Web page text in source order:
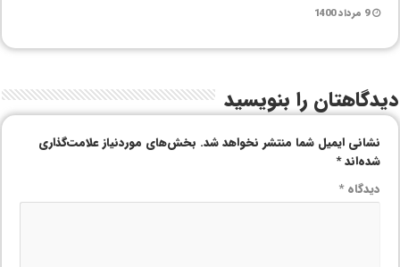
9 مرداد 1400
دیدگاهتان را بنویسید
نشانی ایمیل شما منتشر نخواهد شد. بخش‌های موردنیاز علامت‌گذاری
شده‌اند*
دیدگاه*